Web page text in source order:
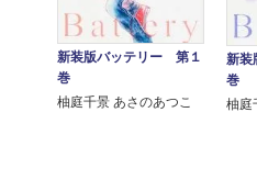
新装版バッテリー 第１
巻
柚庭千景 あさのあつこ
新装
巻
柚庭